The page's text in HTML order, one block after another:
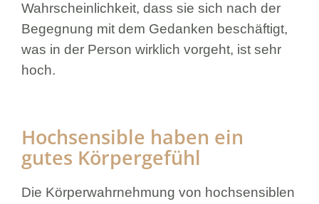
Wahrscheinlichkeit, dass sie sich nach der
Begegnung mit dem Gedanken beschäftigt,
was in der Person wirklich vorgeht, ist sehr
hoch.
Hochsensible haben ein
gutes Körpergefühl
Die Körperwahrnehmung von hochsensiblen